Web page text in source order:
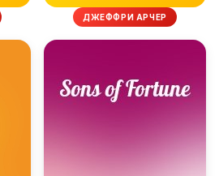
ДЖЕФФРИ АРЧЕР